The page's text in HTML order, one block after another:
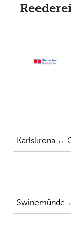
Karlskrona ↔
Swinemünde